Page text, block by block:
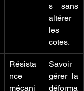
s sans
altérer
les
cotes.
Résista
nce
mécani
Savoir
gérer la
déforma